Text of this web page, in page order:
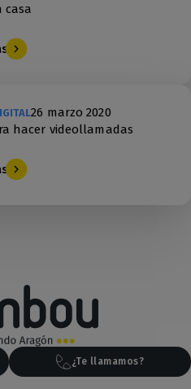
casa
26 marzo 2020
hacer videollamadas
¿Te llamamos?